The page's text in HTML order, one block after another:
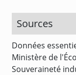
Sources
Données
Ministère de
Souveraineté